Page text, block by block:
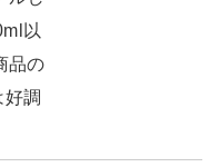
以
品の
調